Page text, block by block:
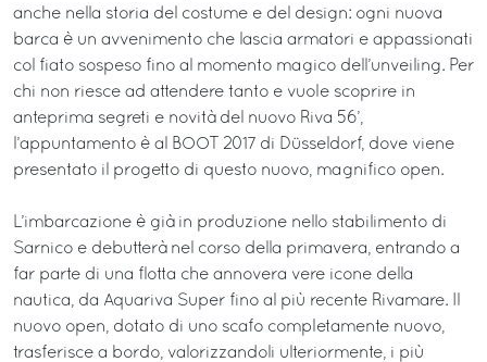
anche nella storia del costume e del design: ogni nuova
barca è un avvenimento che lascia armatori e appassionati
col fiato sospeso fino al momento magico dell’unveiling. Per
chi non riesce ad attendere tanto e vuole scoprire in
anteprima segreti e novità del nuovo Riva 56’,
l’appuntamento è al BOOT 2017 di Düsseldorf, dove viene
presentato il progetto di questo nuovo, magnifico open.
L’imbarcazione è già in produzione nello stabilimento di
Sarnico e debutterà nel corso della primavera, entrando a
far parte di una flotta che annovera vere icone della
nautica, da Aquariva Super fino al più recente Rivamare. Il
nuovo open, dotato di uno scafo completamente nuovo,
trasferisce a bordo, valorizzandoli ulteriormente, i più